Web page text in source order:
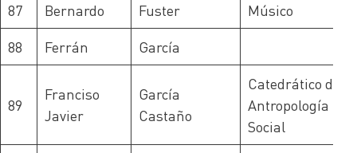
87
Bernardo Fuster
Músico
88
Ferrán García
89
Franciso
Javier
García
Castaño
Catedrático de
Antropología
Social